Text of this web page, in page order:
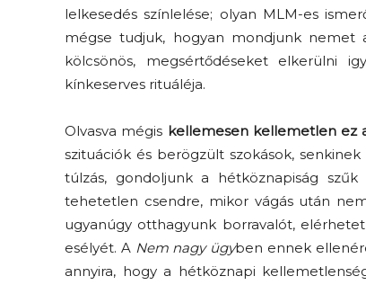
lelkesedés színlelése; olyan MLM-es
mégse tudjuk, hogyan mondjunk nemet
kölcsönös, megsértődéseket elkerülni
kínkeserves rituáléja.
Olvasva mégis kellemesen kellemetlen ez
szituációk és berögzült szokások,
túlzás, gondoljunk a hétköznapiság
tehetetlen csendre, mikor vágás után
ugyanúgy otthagyunk borravalót,
esélyét. A Nem nagy ügyben ennek
annyira, hogy a hétköznapi